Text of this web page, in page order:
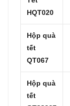
HQT020
Hộp quà
tết
QT067
Hộp quà
tết